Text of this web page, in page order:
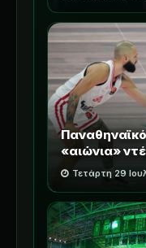
«αιώνια»
Τετάρτη 29